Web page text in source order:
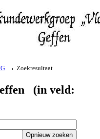
→ Zoekresultaat
(in veld: